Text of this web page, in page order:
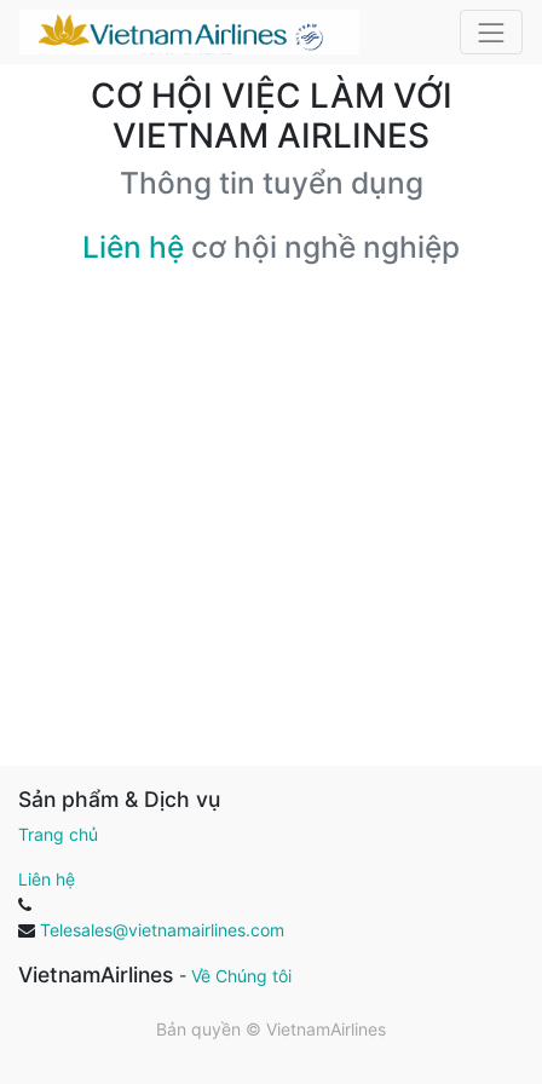
CƠ HỘI VIỆC LÀM VỚI
VIETNAM AIRLINES
Thông tin tuyển dụng
Liên hệ cơ hội nghề nghiệp
Sản phẩm & Dịch vụ
Trang chủ
Liên hệ
Telesales@vietnamairlines.com
VietnamAirlines - Về Chúng tôi
Bản quyền © VietnamAirlines